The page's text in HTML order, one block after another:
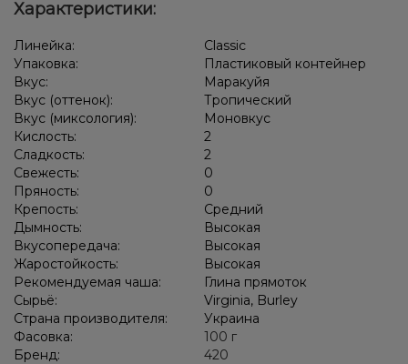
Кактус, Киви, Лайм, Лёд/Холодок, Лимон
Арбуз, Клубника, Лёд/Холодок, Малина
Лёд/Холодок, Лемонграсс, Малина, Черника/Голубика
Лёд/Холодок, Черника/Голубика
Виноград, Лайм, Лёд/Холодок, Энергетик
Арбуз, Лёд/Холодок, Малина, Смородина
Арбуз, Лайм, Текила Лимон, Маракуйя, Шампанское
Мороженое, Фисташки Маракуйя
Мультифрукт, Овсянка/Хлопья
Алкоголь, Ликер, Сливки/Крем Ягоды
Характеристики:
Линейка:
Classic
Упаковка:
Пластиковый контейнер
Вкус:
Маракуйя
Вкус (оттенок):
Тропический
Вкус (миксология):
Моновкус
Кислость:
2
Сладкость:
2
Свежесть:
0
Пряность:
0
Крепость:
Средний
Дымность:
Высокая
Вкусопередача:
Высокая
Жаростойкость:
Высокая
Рекомендуемая чаша:
Глина прямоток
Сырьё:
Virginia, Burley
Страна производителя:
Украина
Фасовка:
100 г
Бренд:
420